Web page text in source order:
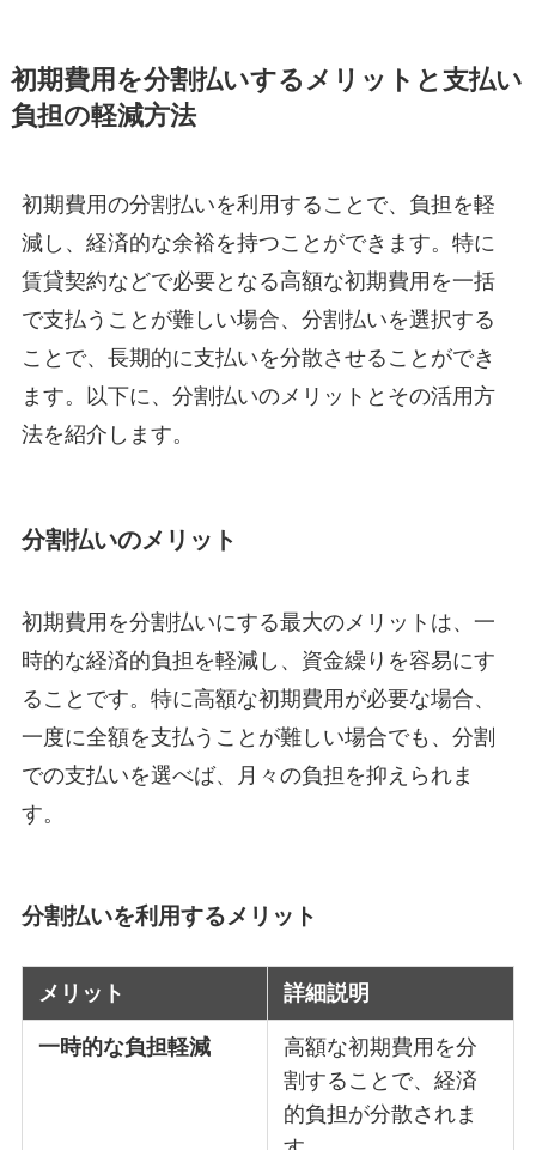
初期費用を分割払いするメリットと支払い
負担の軽減方法
初期費用の分割払いを利用することで、負担を軽
減し、経済的な余裕を持つことができます。特に
賃貸契約などで必要となる高額な初期費用を一括
で支払うことが難しい場合、分割払いを選択する
ことで、長期的に支払いを分散させることができ
ます。以下に、分割払いのメリットとその活用方
法を紹介します。
分割払いのメリット
初期費用を分割払いにする最大のメリットは、一
時的な経済的負担を軽減し、資金繰りを容易にす
ることです。特に高額な初期費用が必要な場合、
一度に全額を支払うことが難しい場合でも、分割
での支払いを選べば、月々の負担を抑えられま
す。
分割払いを利用するメリット
メリット 詳細説明
一時的な負担軽減
高額な初期費用を分
割することで、経済
的負担が分散されま